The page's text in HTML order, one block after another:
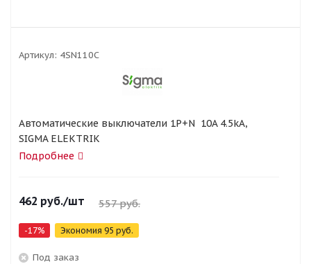
Артикул: 4SN110C
Автоматические выключатели 1P+N 10A 4.5kA,
SIGMA ELEKTRIK
Подробнее
462 руб./шт 557руб.
-17% Экономия 95 руб.
Под заказ